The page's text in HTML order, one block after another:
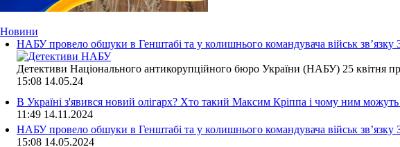
Новини
НАБУ провело обшуки в Генштабі та у колишнього командувача військ
Детективи Національного антикорупційного бюро України (НАБУ) 25 квітня
15:08 14.05.24
В Україні з'явився новий олігарх? Хто такий Максим Кріппа і чому ним можуть
11:49 14.11.2024
НАБУ провело обшуки в Генштабі та у колишнього командувача військ
15:08 14.05.2024